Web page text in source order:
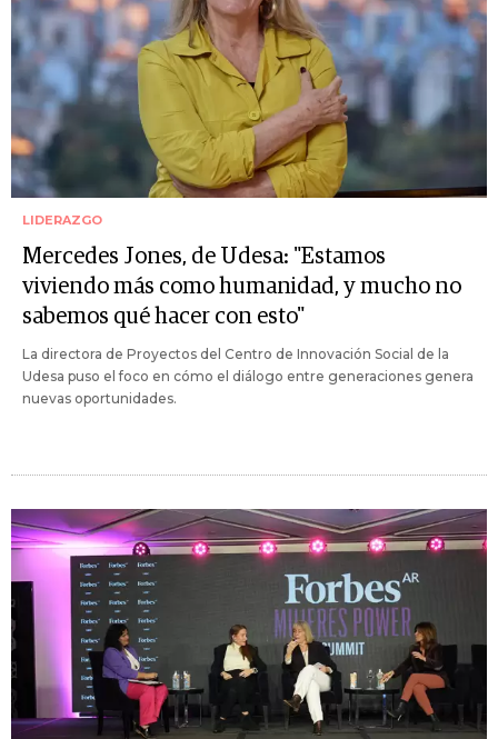
LIDERAZGO
Mercedes Jones, de Udesa: "Estamos
viviendo más como humanidad, y mucho no
sabemos qué hacer con esto"
La directora de Proyectos del Centro de Innovación Social de la
Udesa puso el foco en cómo el diálogo entre generaciones genera
nuevas oportunidades.